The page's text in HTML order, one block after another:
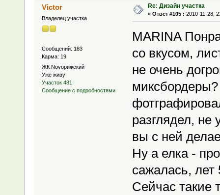
Victor
Владелец участка
Сообщений: 183
Карма: 19
ЖК Novoрижский
Уже живу
Участок 481
Сообщение с подробностями
Re: Дизайн участка
« Ответ #105 : 2010-11-28,
MARINA
со вкусом,
не очень
миксбордеры?
разглядел, не
вы с ней
Ну а елка -
сажалась, лет
Сейчас такие